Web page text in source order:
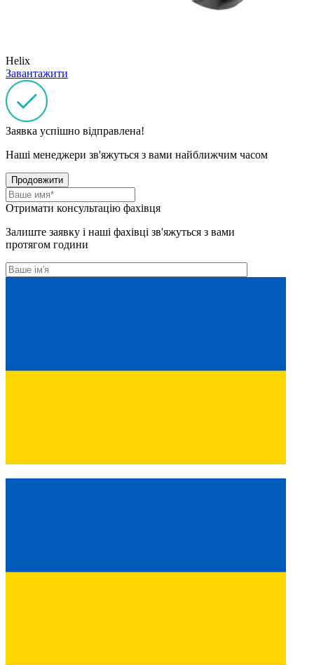
Helix
Завантажити
Заявка успішно відправлена!
Наші менеджери зв'яжуться з вами найближчим часом
Продовжити
Отримати консультацію фахівця
Залиште заявку і наші фахівці зв'яжуться з вами
протягом години